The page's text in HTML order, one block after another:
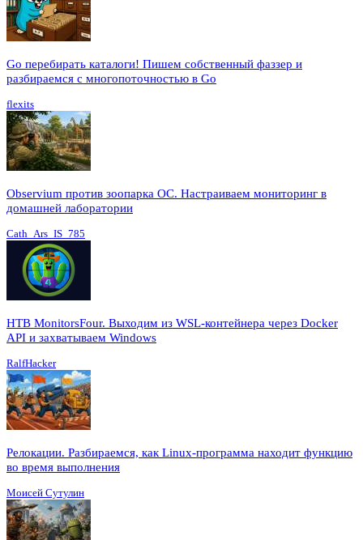
Go перебирать каталоги! Пишем собственный фаззер и
разбираемся с многопоточностью в Go
flexits
Observium против зоопарка ОС. Настраиваем мониторинг в
домашней лаборатории
Cath_Ars_IS_785
HTB MonitorsFour. Выходим из WSL-контейнера через Docker
API и захватываем Windows
RalfHacker
Релокации. Разбираемся, как Linux-программа находит функцию
во время выполнения
Моисей Сутулин